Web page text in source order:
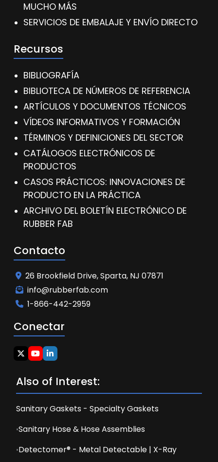
MUCHO MÁS
SERVICIOS DE EMBALAJE Y ENVÍO DIRECTO
Recursos
BIBLIOGRAFÍA
BIBLIOTECA DE NÚMEROS DE REFERENCIA
ARTÍCULOS Y DOCUMENTOS TÉCNICOS
VÍDEOS INFORMATIVOS Y FORMACIÓN
TÉRMINOS Y DEFINICIONES DEL SECTOR
CATÁLOGOS ELECTRÓNICOS DE
PRODUCTOS
CASOS PRÁCTICOS: INNOVACIONES DE
PRODUCTO EN LA PRÁCTICA
ARCHIVO DEL BOLETÍN ELECTRÓNICO DE
RUBBER FAB
Contacto
26 Brookfield Drive, Sparta, NJ 07871
info@rubberfab.com
1-866-442-2959
Conectar
Also of Interest:
Sanitary Gaskets - Specialty Gaskets
Sanitary Hose & Hose Assemblies
Detectomer® - Metal Detectable | X-Ray